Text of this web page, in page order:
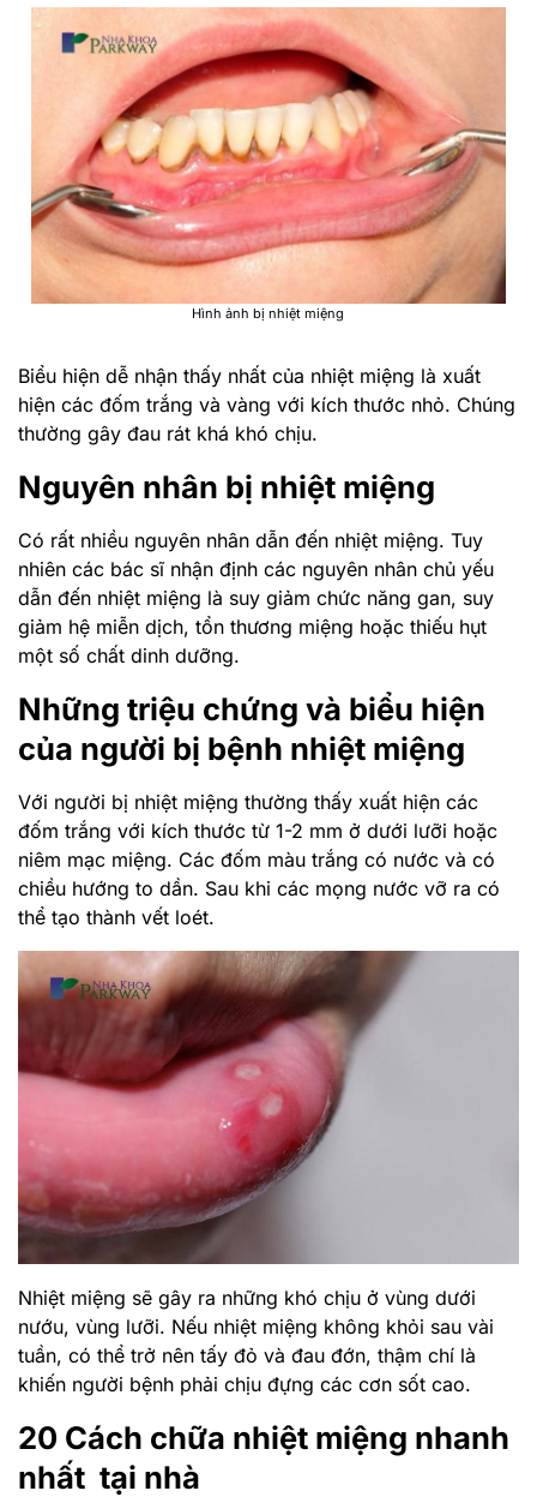
Hình ảnh bị nhiệt miệng
Biểu hiện dễ nhận thấy nhất của nhiệt miệng là xuất
hiện các đốm trắng và vàng với kích thước nhỏ. Chúng
thường gây đau rát khá khó chịu.
Nguyên nhân bị nhiệt miệng
Có rất nhiều nguyên nhân dẫn đến nhiệt miệng. Tuy
nhiên các bác sĩ nhận định các nguyên nhân chủ yếu
dẫn đến nhiệt miệng là suy giảm chức năng gan, suy
giảm hệ miễn dịch, tổn thương miệng hoặc thiếu hụt
một số chất dinh dưỡng.
Những triệu chứng và biểu hiện
của người bị bệnh nhiệt miệng
Với người bị nhiệt miệng thường thấy xuất hiện các
đốm trắng với kích thước từ 1-2 mm ở dưới lưỡi hoặc
niêm mạc miệng. Các đốm màu trắng có nước và có
chiều hướng to dần. Sau khi các mọng nước vỡ ra có
thể tạo thành vết loét.
Nhiệt miệng sẽ gây ra những khó chịu ở vùng dưới
nướu, vùng lưỡi. Nếu nhiệt miệng không khỏi sau vài
tuần, có thể trở nên tấy đỏ và đau đớn, thậm chí là
khiến người bệnh phải chịu đựng các cơn sốt cao.
20 Cách chữa nhiệt miệng nhanh
nhất tại nhà